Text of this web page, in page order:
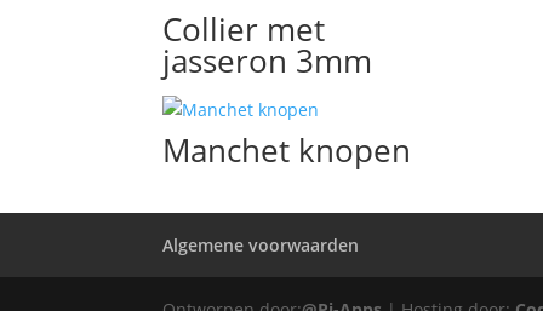
Collier met
jasseron 3mm
Manchet knopen
Algemene voorwaarden